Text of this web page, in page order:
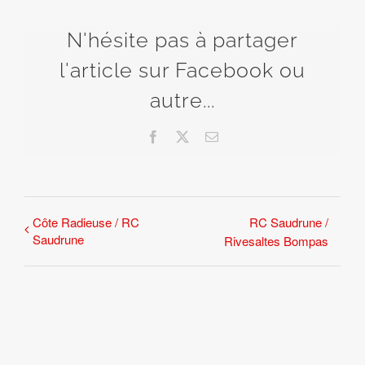
N'hésite pas à partager
l'article sur Facebook ou
autre...
Facebook Email
Côte Radieuse / RC
Saudrune
RC Saudrune /
Rivesaltes Bompas